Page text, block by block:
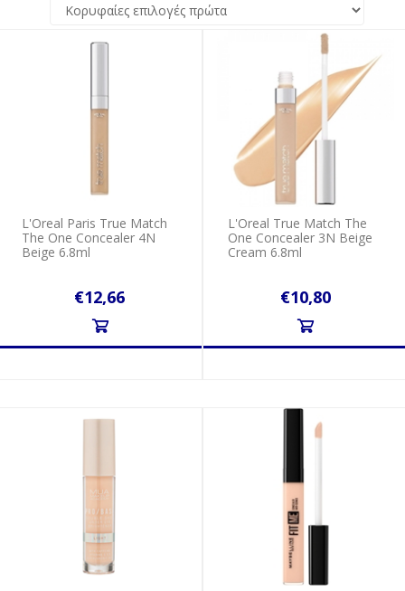
L'Oreal Paris True Match
The One Concealer 4N
Beige 6.8ml
€12,66
L'Oreal True Match The
One Concealer 3N Beige
Cream 6.8ml
€10,80